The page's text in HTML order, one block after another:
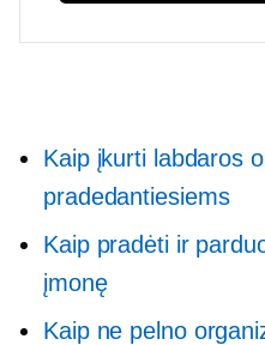
Kaip įkurti labdaros
pradedantiesiems
Kaip pradėti ir
įmonę
Kaip ne pelno